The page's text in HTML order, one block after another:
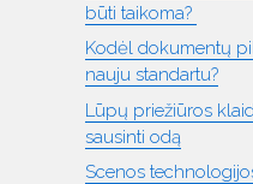
būti taikoma?
Kodėl dokumentų
nauju standartu?
Lūpų priežiūros
sausinti odą
Scenos